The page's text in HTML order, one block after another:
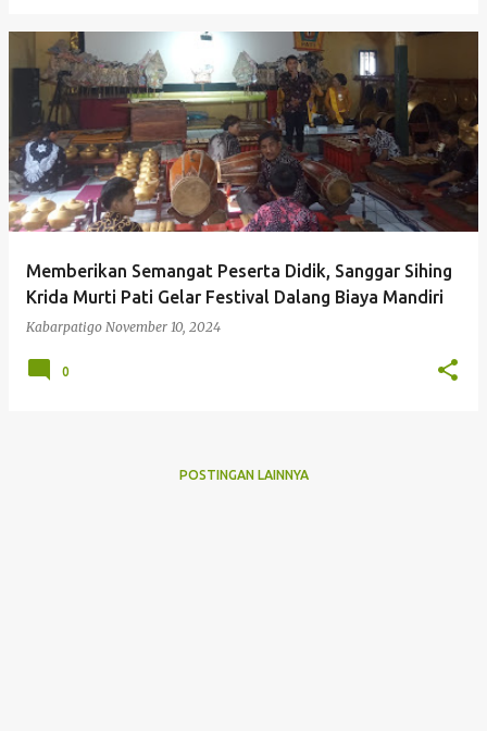
Memberikan Semangat Peserta Didik, Sanggar Sihing
Krida Murti Pati Gelar Festival Dalang Biaya Mandiri
Kabarpatigo November 10, 2024
0
POSTINGAN LAINNYA